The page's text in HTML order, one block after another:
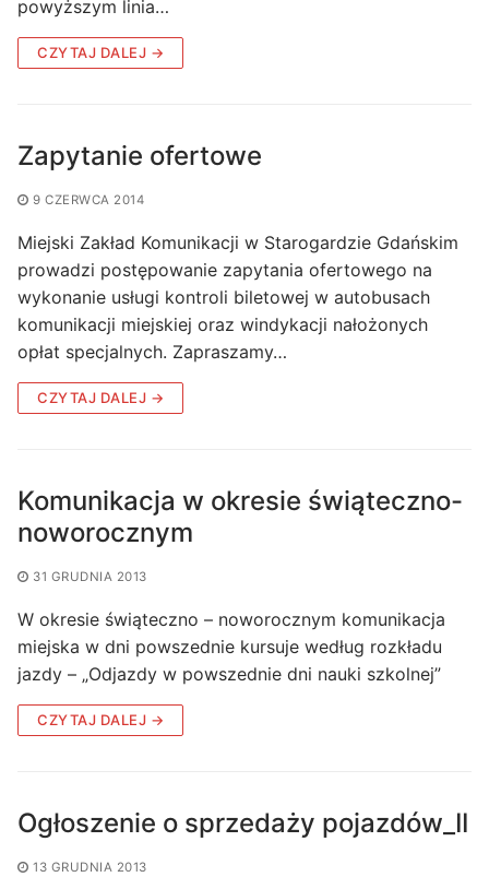
powyższym linia…
CZYTAJ DALEJ →
Zapytanie ofertowe
9 CZERWCA 2014
Miejski Zakład Komunikacji w Starogardzie Gdańskim
prowadzi postępowanie zapytania ofertowego na
wykonanie usługi kontroli biletowej w autobusach
komunikacji miejskiej oraz windykacji nałożonych
opłat specjalnych. Zapraszamy…
CZYTAJ DALEJ →
Komunikacja w okresie świąteczno-
noworocznym
31 GRUDNIA 2013
W okresie świąteczno – noworocznym komunikacja
miejska w dni powszednie kursuje według rozkładu
jazdy – „Odjazdy w powszednie dni nauki szkolnej”
CZYTAJ DALEJ →
Ogłoszenie o sprzedaży pojazdów_II
13 GRUDNIA 2013